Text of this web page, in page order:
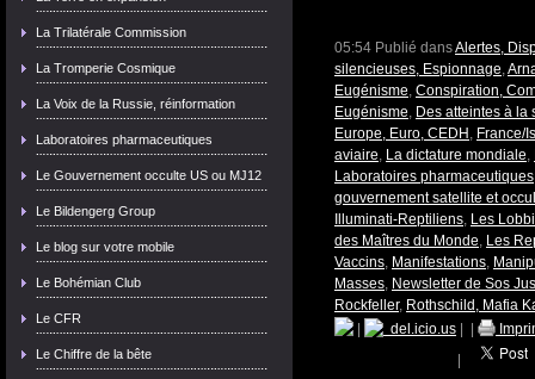
La Trilatérale Commission
La Tromperie Cosmique
La Voix de la Russie, réinformation
Laboratoires pharmaceutiques
Le Gouvernement occulte US ou MJ12
Le Bildengerg Group
Le blog sur votre mobile
Le Bohémian Club
Le CFR
Le Chiffre de la bête
05:54 Publié dansAlertes,
silencieuses, Espionnage,
Eugénisme, Conspiration,
Eugénisme, Des atteintes à la
Europe, Euro, CEDH , France/
aviaire, La dictature mondiale,
Laboratoires pharmaceutiques
gouvernement satellite et
Illuminati-Reptiliens, Les
des Maîtres du Monde, Les
Vaccins, Manifestations,
Masses, Newsletter de Sos
Rockfeller, Rothschild, Mafia
del.icio.us